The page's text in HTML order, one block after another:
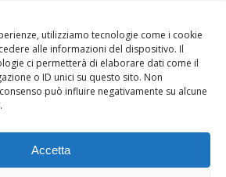
utilizziamo tecnologie come i cookie
alle informazioni del dispositivo. Il
ci permetterà di elaborare dati come il
o ID unici su questo sito. Non
può influire negativamente su alcune
Accetta